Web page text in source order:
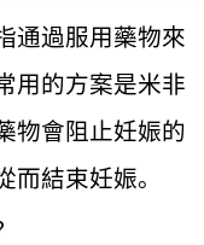
通過服用藥物來
用的方案是米非
物會阻止妊娠的
而結束妊娠。